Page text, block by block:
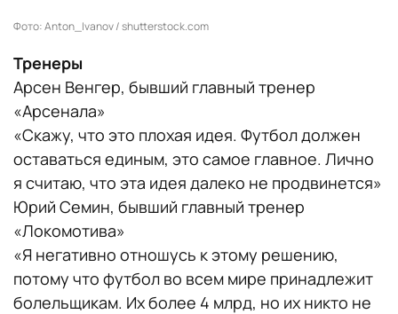
Фото: Anton_Ivanov / shutterstock.com
Тренеры
Арсен Венгер, бывший главный тренер
«Арсенала»
«Скажу, что это плохая идея. Футбол должен
оставаться единым, это самое главное. Лично
я считаю, что эта идея далеко не продвинется»
Юрий Семин, бывший главный тренер
«Локомотива»
«Я негативно отношусь к этому решению,
потому что футбол во всем мире принадлежит
болельщикам. Их более 4 млрд, но их никто не